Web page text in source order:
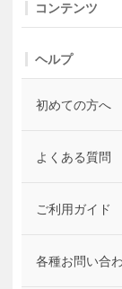
コンテンツ
ヘルプ
初めての方へ
よくある質問
ご利用ガイド
各種お問い合